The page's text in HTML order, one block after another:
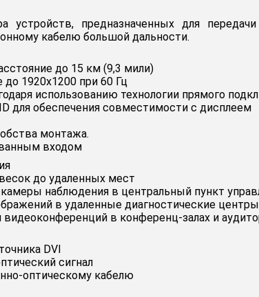
устройств, предназначенных для
кабелю большой дальности.
до 15 км (9,3 мили)
1920x1200 при 60 Гц
использованию технологии прямого
для обеспечения совместимости с дисплеем
монтажа.
входом
до удаленных мест
наблюдения в центральный пункт
в удаленные диагностические центры
в конференц-залах и
DVI
сигнал
оптическому кабелю